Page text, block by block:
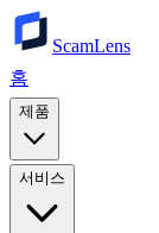
ScamLens
홈
제품
서비스